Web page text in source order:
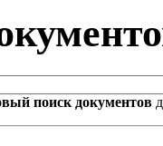
поиск документов